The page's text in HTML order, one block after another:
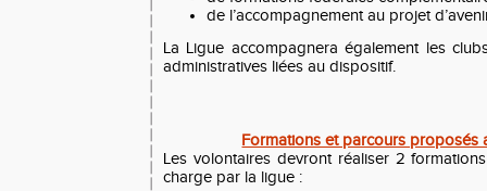
de l’accompagnement au projet
La Ligue accompagnera également les
administratives liées au dispositif.
Formations et parcours proposés
Les volontaires devront réaliser 2
charge par la ligue :